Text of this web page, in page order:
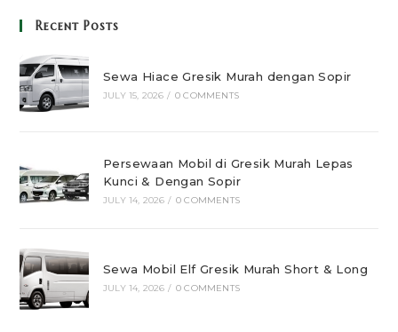
Recent Posts
Sewa Hiace Gresik Murah dengan Sopir
JULY 15, 2026 / 0 COMMENTS
Persewaan Mobil di Gresik Murah Lepas
Kunci & Dengan Sopir
JULY 14, 2026 / 0 COMMENTS
Sewa Mobil Elf Gresik Murah Short & Long
JULY 14, 2026 / 0 COMMENTS